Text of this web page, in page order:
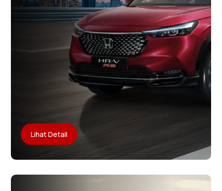
Lihat Detail